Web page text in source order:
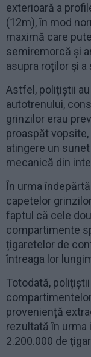
exterioară a
(12m), în mod
maximă care
semiremorcă și
asupra roților și
Astfel, polițiștii
autotrenului,
grinzilor erau
proaspăt
atingere un
mecanică din
În urma
capetelor
faptul că cele
compartimente
țigaretelor de
întreaga lor
Totodată,
proveniență
rezultată în urma
2.200.000 de